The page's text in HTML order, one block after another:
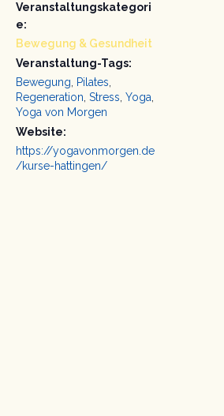
Veranstaltungskategori
e:
Bewegung & Gesundheit
Veranstaltung-Tags:
Bewegung, Pilates,
Regeneration, Stress, Yoga,
Yoga von Morgen
Website:
https://yogavonmorgen.de
/kurse-hattingen/